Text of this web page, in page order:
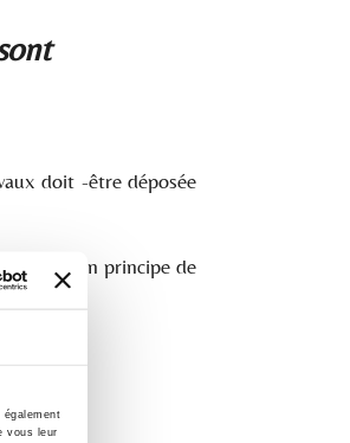
vous leur
doit -être déposée
qui est en principe de